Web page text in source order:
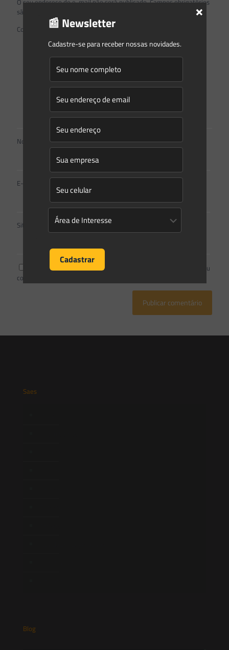
O seu endereço de e-mail não será publicado.Campos obrigatórios
são marcados com
Comentário*
Nome
E-mail
Site
Salvar meus dados neste navegador para a próxima vez que eu
comentar.
Saes
Blog
📰 Newsletter
Cadastre-se para receber nossas novidades.
×